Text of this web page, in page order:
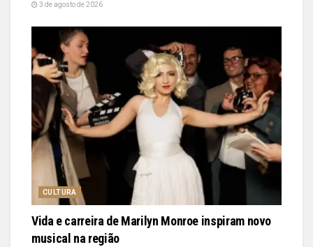
3 de agosto de 2026
CULTURA
Vida e carreira de Marilyn Monroe inspiram novo
musical na região